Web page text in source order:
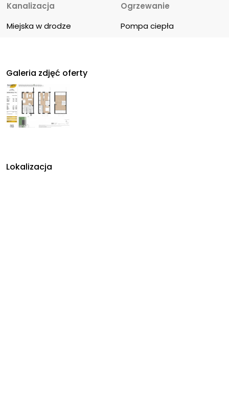
Kanalizacja
Miejska w drodze
Ogrzewanie
Pompa ciepła
Galeria zdjęć oferty
Lokalizacja